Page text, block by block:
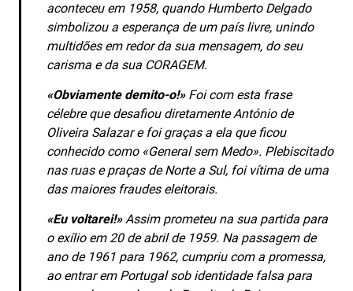
aconteceu em 1958, quando Humberto Delgado
simbolizou a esperança de um país livre, unindo
multidões em redor da sua mensagem, do seu
carisma e da sua CORAGEM.
«Obviamente demito-o!»Foi com esta frase
célebre que desafiou diretamente António de
Oliveira Salazar e foi graças a ela que ficou
conhecido como «General sem Medo». Plebiscitado
nas ruas e praças de Norte a Sul, foi vítima de uma
das maiores fraudes eleitorais.
«Eu voltarei!»Assim prometeu na sua partida para
o exílio em 20 de abril de 1959. Na passagem de
ano de 1961 para 1962, cumpriu com a promessa,
ao entrar em Portugal sob identidade falsa para